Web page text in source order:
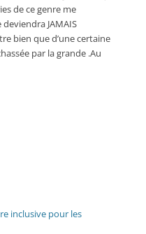
de ce genre me
JAMAIS
bien que d’une certaine
par la grande .Au
inclusive pour les